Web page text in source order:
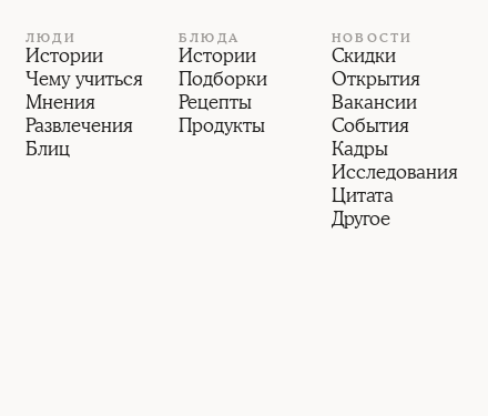
ЛЮДИ
Истории
Чему учиться
Мнения
Развлечения
Блиц
БЛЮДА
Истории
Подборки
Рецепты
Продукты
НОВОСТИ
Скидки
Открытия
Вакансии
События
Кадры
Исследования
Цитата
Другое